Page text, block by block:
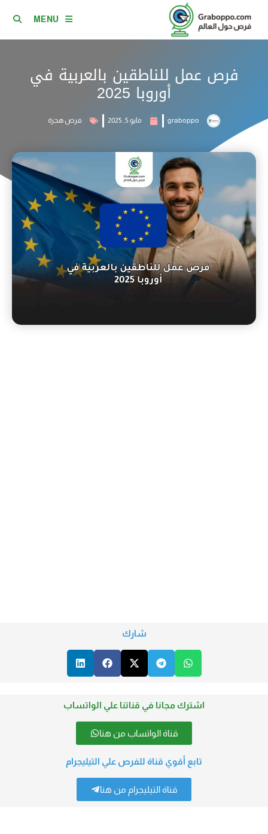
MENU
فرص عمل للناطقين بالعربية في
أوروبا 2025
graboppo مايو 5, 2025 فرص هجرة
شارك
اشترك مجانا في قناتنا علي الواتساب
قناة الواتساب من هنا
تابع أقوي قناة للفرص علي التيليجرام
قناة التيليجرام من هنا